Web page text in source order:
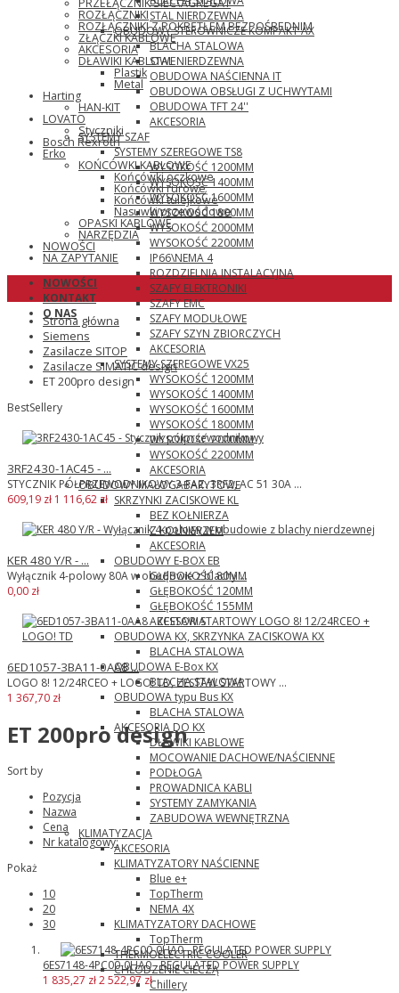
STAL NIERDZEWNA
OBUDOWY STEROWNICZE KOMPAKT AX
BLACHA STALOWA
STAL NIERDZEWNA
OBUDOWA NAŚCIENNA IT
OBUDOWA OBSŁUGI Z UCHWYTAMI
OBUDOWA TFT 24''
AKCESORIA
SYSTEMY SZAF
SYSTEMY SZEREGOWE TS8
WYSOKOŚĆ 1200MM
WYSOKOŚĆ 1400MM
WYSOKOŚĆ 1600MM
WYSOKOŚĆ 1800MM
WYSOKOŚĆ 2000MM
WYSOKOŚĆ 2200MM
IP66\NEMA 4
ROZDZIELNIA INSTALACYJNA
SZAFY ELEKTRONIKI
SZAFY EMC
SZAFY MODUŁOWE
SZAFY SZYN ZBIORCZYCH
AKCESORIA
SYSTEMY SZEREGOWE VX25
WYSOKOŚĆ 1200MM
WYSOKOŚĆ 1400MM
WYSOKOŚĆ 1600MM
WYSOKOŚĆ 1800MM
WYSOKOŚĆ 2000MM
WYSOKOŚĆ 2200MM
AKCESORIA
OBUDOWY MAŁOGABARYTOWE
SKRZYNKI ZACISKOWE KL
BEZ KOŁNIERZA
Z KOŁNIERZEM
AKCESORIA
OBUDOWY E-BOX EB
GŁĘBOKOŚĆ 80MM
GŁĘBOKOŚĆ 120MM
GŁĘBOKOŚĆ 155MM
AKCESORIA
OBUDOWA KX, SKRZYNKA ZACISKOWA KX
BLACHA STALOWA
OBUDOWA E-Box KX
BLACHA STALOWA
OBUDOWA typu Bus KX
BLACHA STALOWA
AKCESORIA DO KX
DŁAWIKI KABLOWE
MOCOWANIE DACHOWE/NAŚCIENNE
PODŁOGA
PROWADNICA KABLI
SYSTEMY ZAMYKANIA
ZABUDOWA WEWNĘTRZNA
KLIMATYZACJA
AKCESORIA
KLIMATYZATORY NAŚCIENNE
Blue e+
TopTherm
NEMA 4X
KLIMATYZATORY DACHOWE
TopTherm
THERMOELECTRIC COOLER
CHŁODZENIE CIECZĄ
Chillery
PRZEŁĄCZNIK SIEĆ\AGREGAT
ROZŁĄCZNIKI
ROZŁĄCZNIKI Z POKRĘTŁEM BEZPOŚREDNIM
ZŁĄCZKI KABLOWE
AKCESORIA
DŁAWIKI KABLOWE
Plastik
Metal
Harting
HAN-KIT
LOVATO
Styczniki
Bosch Rexroth
Erko
KOŃCÓWKI KABLOWE
Końcówki oczkowe
Końcówki rurowe
Końcówki tulejkowe
Nasuwki przewodowe
OPASKI KABLOWE
NARZĘDZIA
NOWOŚCI
NA ZAPYTANIE
NOWOŚCI
KONTAKT
O NAS
Strona główna
Siemens
Zasilacze SITOP
Zasilacze SIMATIC design
ET 200pro design
BestSellery
3RF2430-1AC45 - ...
STYCZNIK PÓŁPRZEWODNIKOWY 3-FAZ. 3RF2, AC 51 30A ...
609,19 zł 1 116,62 zł
KER 480 Y/R - ...
Wyłącznik 4-polowy 80A w obudowie z blachy ...
0,00 zł
6ED1057-3BA11-0AA8 ...
LOGO 8! 12/24RCEO + LOGO! TD, ZESTAW STARTOWY ...
1 367,70 zł
ET 200pro design
Sort by
Pozycja
Nazwa
Cena
Nr katalogowy:
Pokaż
10
20
30
6ES7148-4PC00-0HA0 - REGULATED POWER SUPPLY
1 835,27 zł2 522,97 zł